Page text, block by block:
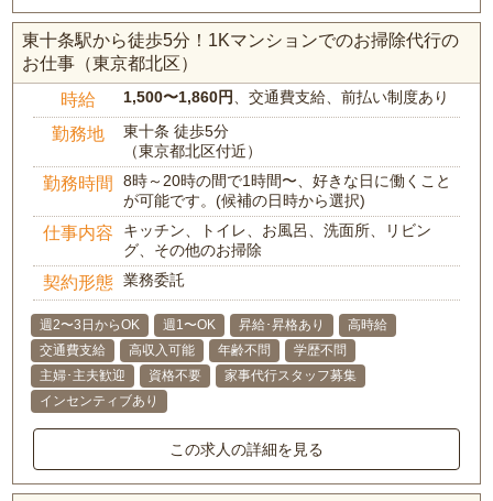
東十条駅から徒歩5分！1Kマンションでのお掃除代行の
お仕事（東京都北区）
時給 1,500〜1,860円 、交通費支給、前払い制度あり
勤務地
東十条 徒歩5分
（東京都北区付近）
勤務時間
8時～20時の間で1時間〜、好きな日に働くこと
が可能です。(候補の日時から選択)
仕事内容
キッチン、トイレ、お風呂、洗面所、リビン
グ、その他のお掃除
契約形態 業務委託
週2〜3日からOK 週1〜OK 昇給･昇格あり
高時給
交通費支給
高収入可能 年齢不問
学歴不問
主婦･主夫歓迎
資格不要
家事代行スタッフ募集
インセンティブあり
この求人の詳細を見る